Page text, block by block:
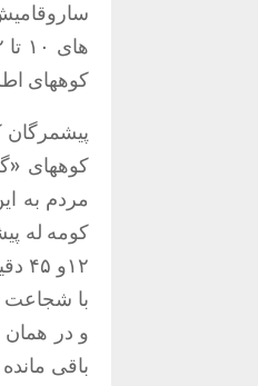
های ۱۰ تا
کوههای
پیشمرگان
کوههای
کومه له
۱۲و ۴۵
با شجاعت
و در همان
باقی